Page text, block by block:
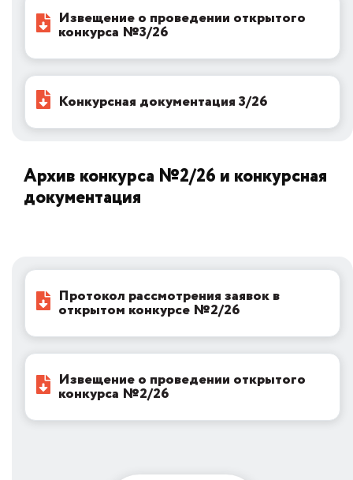
Извещение о проведении открытого
конкурса №3/26
Конкурсная документация 3/26
Архив конкурса №2/26 и конкурсная
документация
Протокол рассмотрения заявок в
открытом конкурсе №2/26
Извещение о проведении открытого
конкурса №2/26